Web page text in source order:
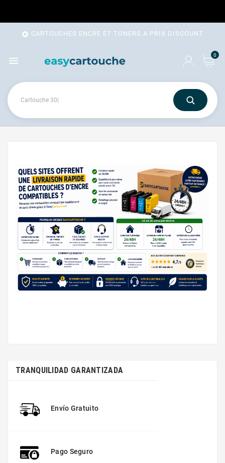
 CARTOUCHES ENCRE ET TONERS A PRIX DISCOUNT
 0
TRANQUILIDAD GARANTIZADA
Envío Gratuito
Pago Seguro